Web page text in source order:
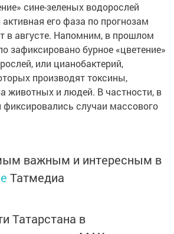
сине-зеленых водорослей
его фаза по прогнозам
в августе. Напомним, в прошлом
зафиксировано бурное «цветение»
или цианобактерий,
производят токсины,
животных и людей. В частности, в
фиксировались случаи массового
важным и интересным в
Татмедиа
Татарстана в